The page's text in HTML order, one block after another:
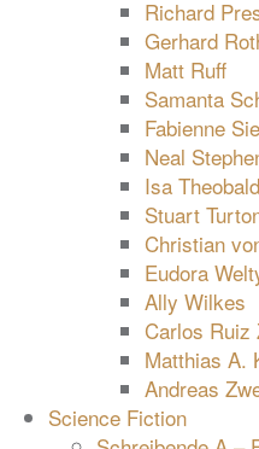
Richard
Gerhard
Matt Ruff
Samanta
Fabienne
Neal
Isa Theobald
Stuart
Christian
Eudora
Ally Wilkes
Carlos Ruiz
Matthias A.
Andreas
Science Fiction